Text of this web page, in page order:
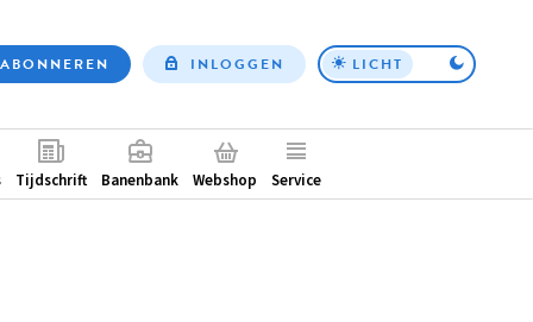
Top
ABONNEREN INLOGGEN LICHT
Tijdschrift Banenbank Webshop Service